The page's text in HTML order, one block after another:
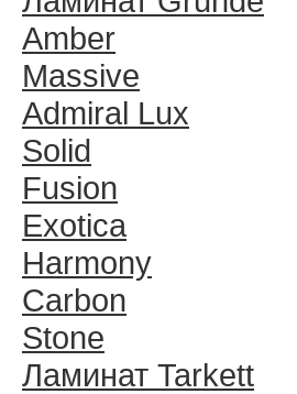
Amber
Massive
Admiral Lux
Solid
Fusion
Exotica
Harmony
Carbon
Stone
Ламинат Tarkett